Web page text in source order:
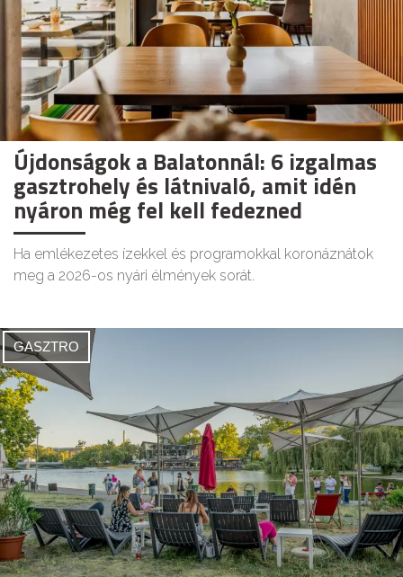
Újdonságok a Balatonnál: 6 izgalmas
gasztrohely és látnivaló, amit idén
nyáron még fel kell fedezned
Ha emlékezetes ízekkel és programokkal koronáznátok
meg a 2026-os nyári élmények sorát.
GASZTRO